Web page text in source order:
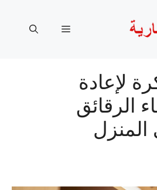
القائمة
لإعادة
الرقائق